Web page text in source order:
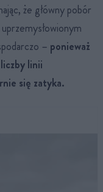
że główny pobór
– ponieważ
linii
się zatyka.